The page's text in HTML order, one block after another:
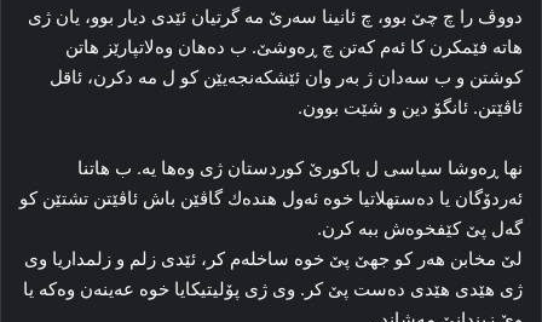
دووڤ را چ چێ بوو، چ ئانینا سه‌رێ مه‌ گرتیان ئێدی دیار بوو، یان ژی
هاته‌ فێمکرن كا ئه‌م که‌تن چ ڕه‌وشێ. ب ده‌هان وه‌لاتپارێز هاتن
کوشتن و ب سه‌دان ژ به‌ر وان ئێشکه‌نجه‌یێن کو ل مه‌ دکرن، ئاقل
ئاڤێتن. ئانگۆ دین و شێت بوون.
نها ڕه‌وشا سیاسی ل باکورێ کوردستان ژی وه‌ها یه‌. ب هاتنا
ئه‌ردۆگان یا ده‌ستهلاتیا خوه‌ ئه‌ول هندەك گاڤێن باش ئاڤێتن تشتێن کو
گه‌ل پێ کێفخوه‌ش ببه‌ کرن.
لێ مخابن هه‌ر کو جهێ پێ خوه‌ ساخله‌م کر، ئێدی زلم و زلمداریا وی
ژی هێدی هێدی ده‌ست پێ کر. وی ژی پۆلیتیکایا خوه‌ عه‌ینه‌ن وه‌که‌ یا